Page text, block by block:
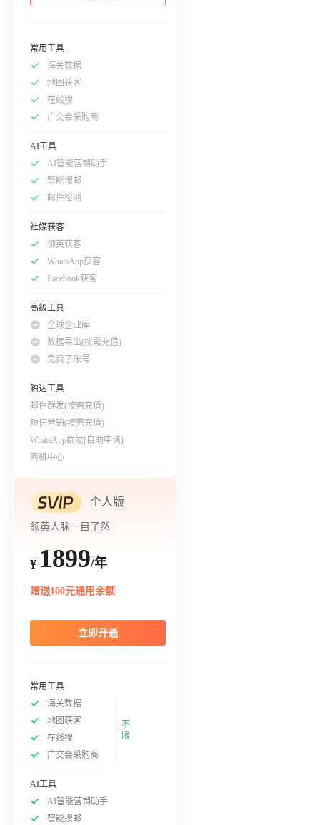
常用工具
海关数据
地图获客
在线搜
广交会采购商
AI工具
AI智能营销助手
智能搜邮
邮件检测
社媒获客
领英获客
WhatsApp获客
Facebook获客
高级工具
全球企业库
数据导出(按需充值)
免费子账号
触达工具
邮件群发(按需充值)
短信营销(按需充值)
WhatsApp群发(自助申请)
商机中心
个人版
领英人脉一目了然
¥ 1899/年
赠送100元通用余额
立即开通
常用工具
海关数据
地图获客
在线搜
广交会采购商
不
限
AI工具
AI智能营销助手
智能搜邮